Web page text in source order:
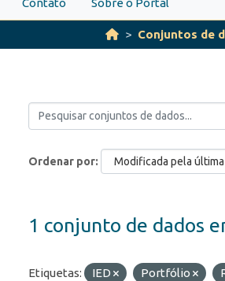
Contato Sobre o Portal
Conjuntos de
Ordenar por
1 conjunto de dados
Etiquetas: IED Portfólio